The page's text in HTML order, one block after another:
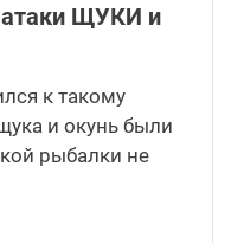
ЩУКИ и
к такому
и окунь были
рыбалки не